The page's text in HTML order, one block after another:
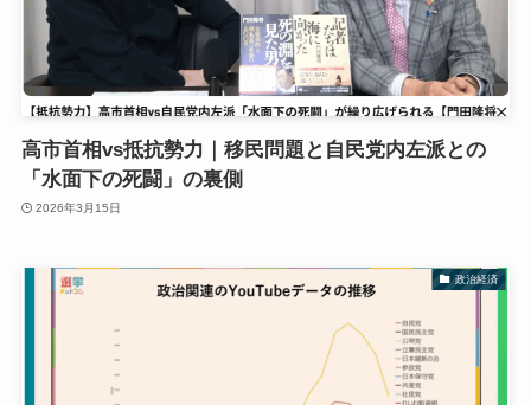
高市首相vs抵抗勢力｜移民問題と自民党内左派との
「水面下の死闘」の裏側
2026年3月15日
政治経済